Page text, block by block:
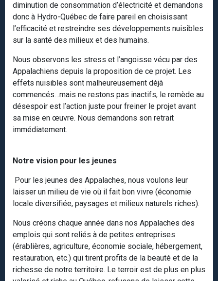
diminution de consommation d’électricité et demandons
donc à Hydro-Québec de faire pareil en choisissant
l’efficacité et restreindre ses développements nuisibles
sur la santé des milieux et des humains.
Nous observons les stress et l’angoisse vécu par des
Appalachiens depuis la proposition de ce projet. Les
effets nuisibles sont malheureusement déjà
commencés…mais ne restons pas inactifs, le remède au
désespoir est l’action juste pour freiner le projet avant
sa mise en œuvre. Nous demandons son retrait
immédiatement.
Notre vision pour les jeunes
Pour les jeunes des Appalaches, nous voulons leur
laisser un milieu de vie où il fait bon vivre (économie
locale diversifiée, paysages et milieux naturels riches).
Nous créons chaque année dans nos Appalaches des
emplois qui sont reliés à de petites entreprises
(érablières, agriculture, économie sociale, hébergement,
restauration, etc.) qui tirent profits de la beauté et de la
richesse de notre territoire. Le terroir est de plus en plus